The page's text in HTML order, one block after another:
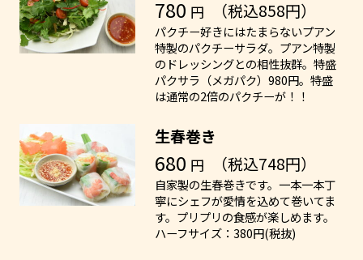
780 円 （税込858円）
パクチー好きにはたまらないプアン
特製のパクチーサラダ。プアン特製
のドレッシングとの相性抜群。特盛
パクサラ（メガパク）980円。特盛
は通常の2倍のパクチーが！！
生春巻き
680 円 （税込748円）
自家製の生春巻きです。一本一本丁
寧にシェフが愛情を込めて巻いてま
す。プリプリの食感が楽しめます。
ハーフサイズ：380円(税抜)